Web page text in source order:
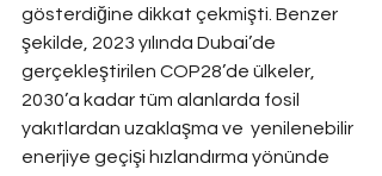
gösterdiğine dikkat çekmişti. Benzer
şekilde, 2023 yılında Dubai’de
gerçekleştirilen COP28’de ülkeler,
2030’a kadar tüm alanlarda fosil
yakıtlardan uzaklaşma ve  yenilenebilir
enerjiye geçişi hızlandırma yönünde